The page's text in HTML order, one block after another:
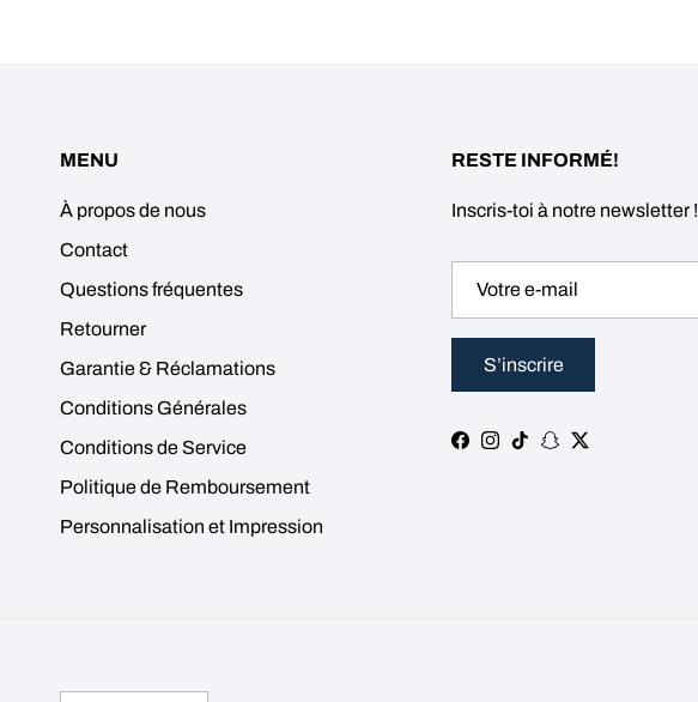
MENU
À propos de nous
Contact
Questions fréquentes
Retourner
Garantie & Réclamations
Conditions Générales
Conditions de Service
Politique de Remboursement
Personnalisation et Impression
RESTE INFORMÉ!
Inscris-toi à notre newsletter !
S’inscrire
Facebook
Instagram
TikTokSnapchat
Twitter